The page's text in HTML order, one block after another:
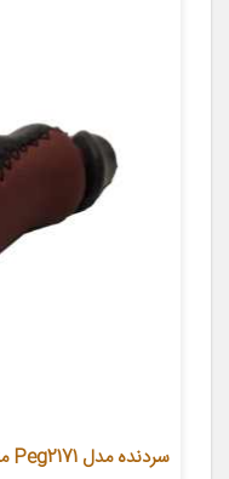
سردنده مدل Peg2171 مناسب برای پژو 206 صندوقدار